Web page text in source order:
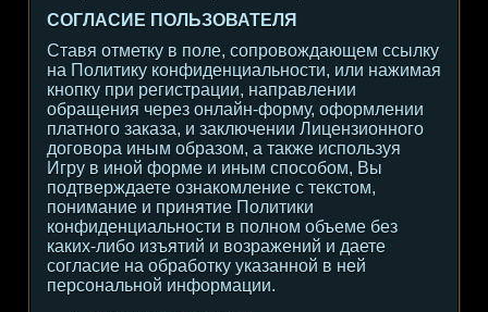
СОГЛАСИЕ ПОЛЬЗОВАТЕЛЯ
Ставя отметку в поле, сопровождающем ссылку
на Политику конфиденциальности, или нажимая
кнопку при регистрации, направлении
обращения через онлайн-форму, оформлении
платного заказа, и заключении Лицензионного
договора иным образом, а также используя
Игру в иной форме и иным способом, Вы
подтверждаете ознакомление с текстом,
понимание и принятие Политики
конфиденциальности в полном объеме без
каких-либо изъятий и возражений и даете
согласие на обработку указанной в ней
персональной информации.